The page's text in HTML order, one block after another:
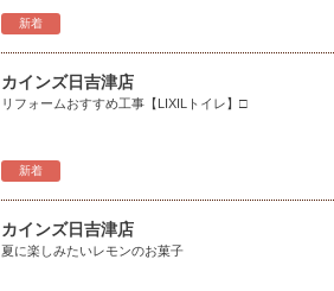
新着
新着
カインズ日吉津店
リフォームおすすめ工事【LIXILトイレ】□
カインズ日吉津店
夏に楽しみたいレモンのお菓子